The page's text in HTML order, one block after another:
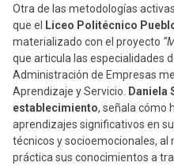
Otra de las metodologías activas
que el
Liceo Politécnico
materializado con el proyecto
que articula las especialidades
Administración de Empresas
Aprendizaje y Servicio.
Daniela
establecimiento, señala cómo
aprendizajes significativos en
técnicos y socioemocionales,
práctica sus conocimientos a